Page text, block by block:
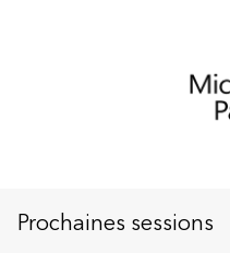
Prochaines sessions